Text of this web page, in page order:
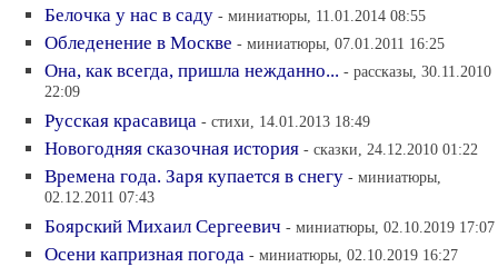
Белочка у нас в саду - миниатюры, 11.01.2014 08:55
Обледенение в Москве - миниатюры, 07.01.2011 16:25
Она, как всегда, пришла нежданно... - рассказы, 30.11.2010
22:09
Русская красавица - стихи, 14.01.2013 18:49
Новогодняя сказочная история - сказки, 24.12.2010 01:22
Времена года. Заря купается в снегу - миниатюры,
02.12.2011 07:43
Боярский Михаил Сергеевич - миниатюры, 02.10.2019 17:07
Осени капризная погода - миниатюры, 02.10.2019 16:27